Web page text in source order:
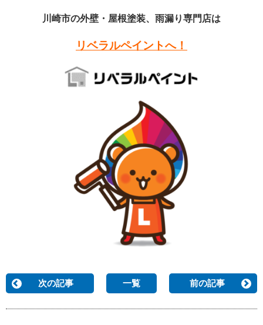
川崎市の外壁・屋根塗装、雨漏り専門店は
リベラルペイントへ！
次の記事 一覧 前の記事